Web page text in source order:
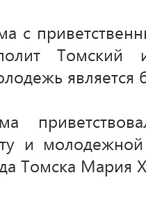
с
Томский
и
Томска Мария